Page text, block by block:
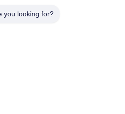
you looking for?